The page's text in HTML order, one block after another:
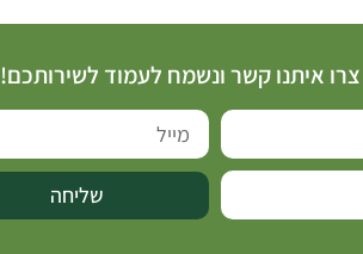
איתנו קשר ונשמח לעמוד לשירותכם!
שליחה